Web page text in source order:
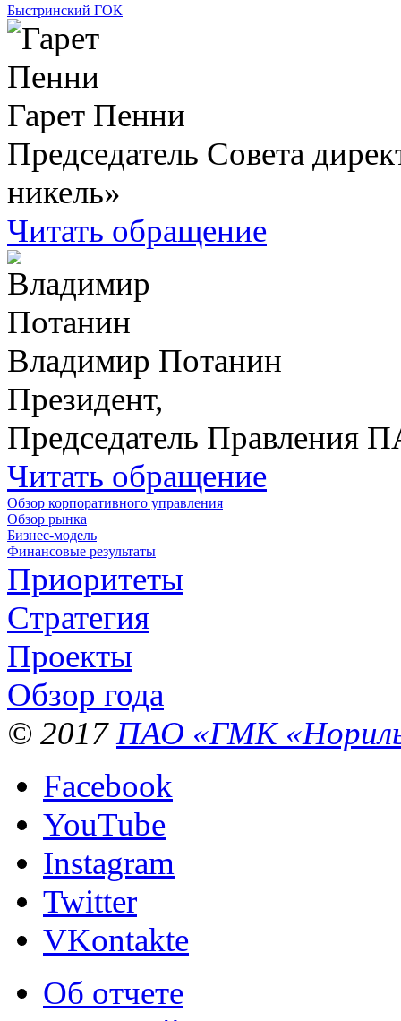
Быстринский ГОК
Гарет Пенни
Председатель Совета
никель»
Читать обращение
Владимир Потанин
Президент,
Председатель Правления
Читать обращение
Обзор корпоративного управления
Обзор рынка
Бизнес-модель
Финансовые результаты
Приоритеты
Стратегия
Проекты
Обзор года
© 2017 ПАО «ГМК
Facebook
YouTube
Instagram
Twitter
VKontakte
Об отчете